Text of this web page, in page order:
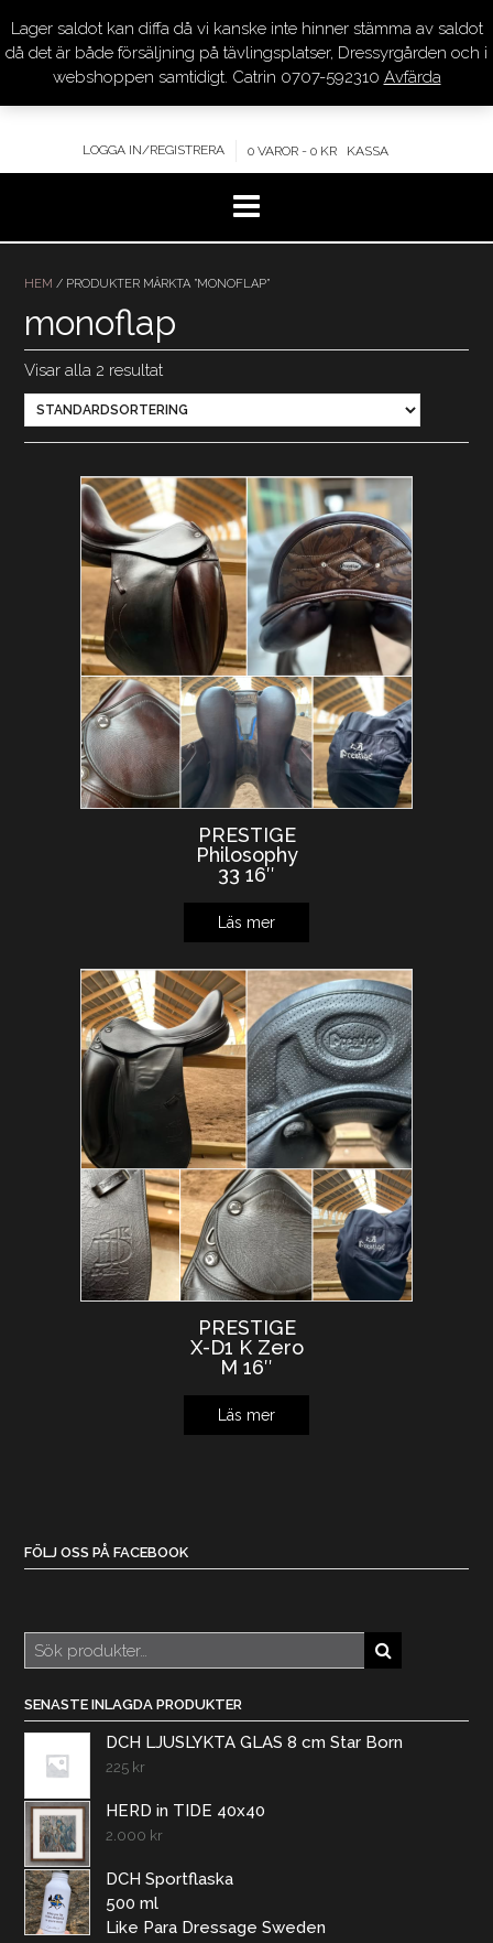
DRESSYR.COM
KVALITET – KOMPETENS – SERVICE
LOGGA IN/REGISTRERA 0 VAROR - 0 KR KASSA
HEM / PRODUKTER MÄRKTA ”MONOFLAP”
monoflap
Visar alla 2 resultat
PRESTIGE
Philosophy
33 16″
Läs mer
PRESTIGE
X-D1 K Zero
M 16″
Läs mer
FÖLJ OSS PÅ FACEBOOK
Sök
efter:
SENASTE INLAGDA PRODUKTER
DCH LJUSLYKTA GLAS 8 cm Star Born
225 kr
HERD in TIDE 40x40
2.000 kr
DCH Sportflaska
500 ml
Like Para Dressage Sweden
Lager saldot kan diffa då vi kanske inte hinner stämma av saldot
då det är både försäljning på tävlingsplatser, Dressyrgården och i
webshoppen samtidigt. Catrin 0707-592310 Avfärda